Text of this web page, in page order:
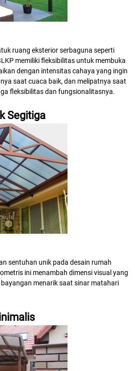
ruang eksterior serbaguna seperti
memiliki fleksibilitas untuk membuka
dengan intensitas cahaya yang ingin
saat cuaca baik, dan melipatnya saat
fleksibilitas dan fungsionalitasnya.
Segitiga
sentuhan unik pada desain rumah
ini menambah dimensi visual yang
menarik saat sinar matahari